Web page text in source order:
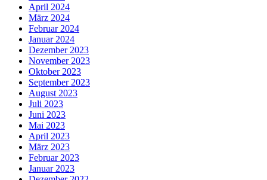
April 2024
März 2024
Februar 2024
Januar 2024
Dezember 2023
November 2023
Oktober 2023
September 2023
August 2023
Juli 2023
Juni 2023
Mai 2023
April 2023
März 2023
Februar 2023
Januar 2023